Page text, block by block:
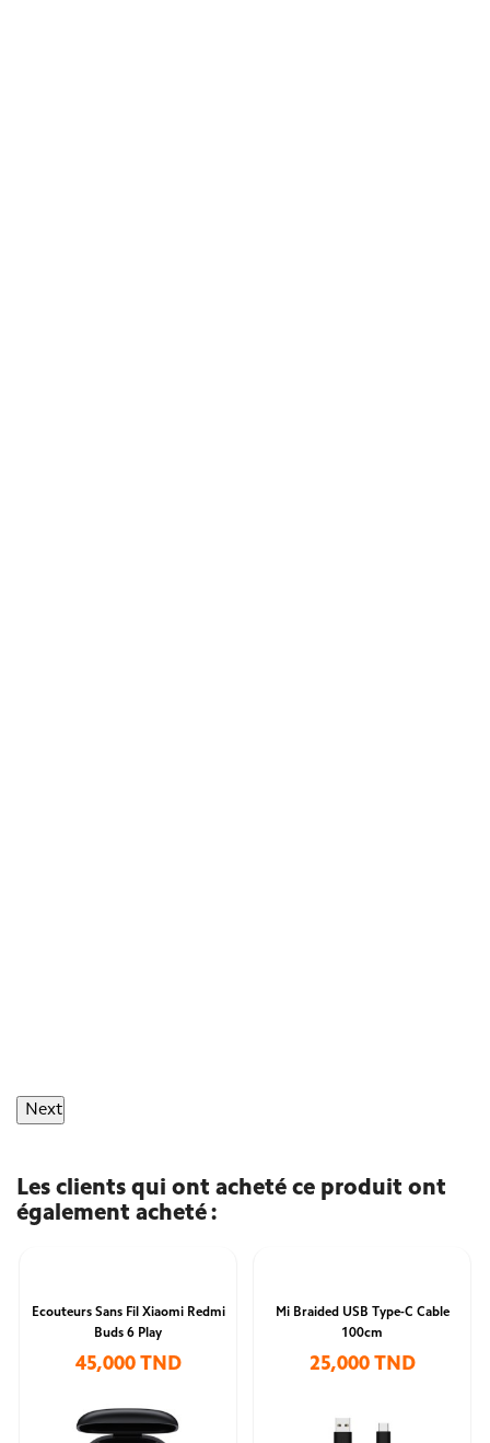
Next
Les clients qui ont acheté ce produit ont
également acheté :
Ecouteurs Sans Fil Xiaomi Redmi
Buds 6 Play
45,000 TND
Mi Braided USB Type-C Cable
100cm
25,000 TND